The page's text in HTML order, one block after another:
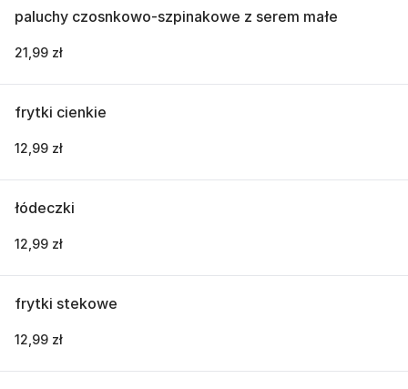
paluchy czosnkowo-szpinakowe z serem małe
21,99 zł
frytki cienkie
12,99 zł
łódeczki
12,99 zł
frytki stekowe
12,99 zł